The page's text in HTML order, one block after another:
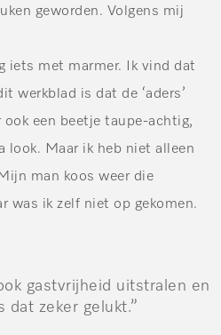
geworden. Volgens mij
iets met marmer. Ik vind dat
werkblad is dat de ‘aders’
een beetje taupe-achtig,
look. Maar ik heb niet alleen
man koos weer die
was ik zelf niet op gekomen.
gastvrijheid uitstralen en
dat zeker gelukt.”